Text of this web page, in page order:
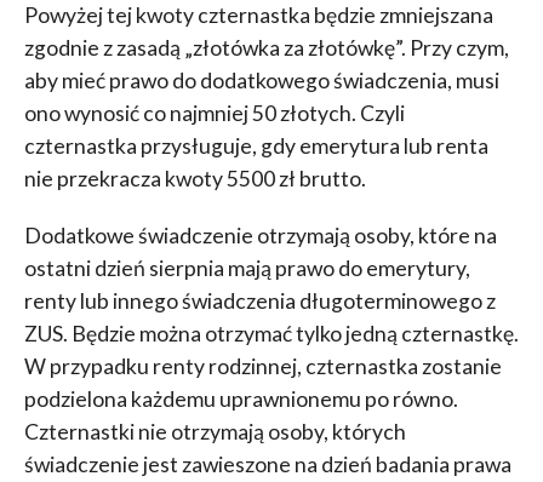
Powyżej tej kwoty czternastka będzie zmniejszana
zgodnie z zasadą „złotówka za złotówkę”. Przy czym,
aby mieć prawo do dodatkowego świadczenia, musi
ono wynosić co najmniej 50 złotych. Czyli
czternastka przysługuje, gdy emerytura lub renta
nie przekracza kwoty 5500 zł brutto.
Dodatkowe świadczenie otrzymają osoby, które na
ostatni dzień sierpnia mają prawo do emerytury,
renty lub innego świadczenia długoterminowego z
ZUS. Będzie można otrzymać tylko jedną czternastkę.
W przypadku renty rodzinnej, czternastka zostanie
podzielona każdemu uprawnionemu po równo.
Czternastki nie otrzymają osoby, których
świadczenie jest zawieszone na dzień badania prawa